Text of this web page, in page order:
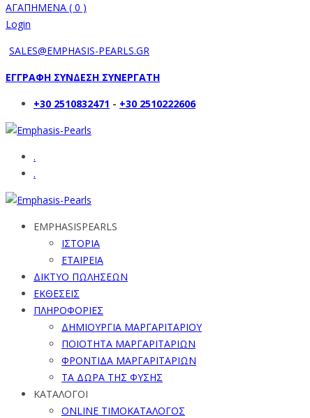
ΑΓΑΠΗΜΕΝΑ ( 0 )
Login
SALES@EMPHASIS-PEARLS.GR
ΕΓΓΡΑΦΗ ΣΥΝΔΕΣΗ ΣΥΝΕΡΓΑΤΗ
+30 2510832471 - +30 2510222606
.
.
EMPHASISPEARLS
ΙΣΤΟΡΙΑ
ΕΤΑΙΡΕΙΑ
ΔΙΚΤΥΟ ΠΩΛΗΣΕΩΝ
ΕΚΘΕΣΕΙΣ
ΠΛΗΡΟΦΟΡΙΕΣ
ΔΗΜΙΟΥΡΓΙΑ ΜΑΡΓΑΡΙΤΑΡΙΟΥ
ΠΟΙΟΤΗΤΑ ΜΑΡΓΑΡΙΤΑΡΙΩΝ
ΦΡΟΝΤΙΔΑ ΜΑΡΓΑΡΙΤΑΡΙΩΝ
ΤΑ ΔΩΡΑ ΤΗΣ ΦΥΣΗΣ
ΚΑΤΑΛΟΓΟΙ
ONLINE ΤΙΜΟΚΑΤΑΛΟΓΟΣ